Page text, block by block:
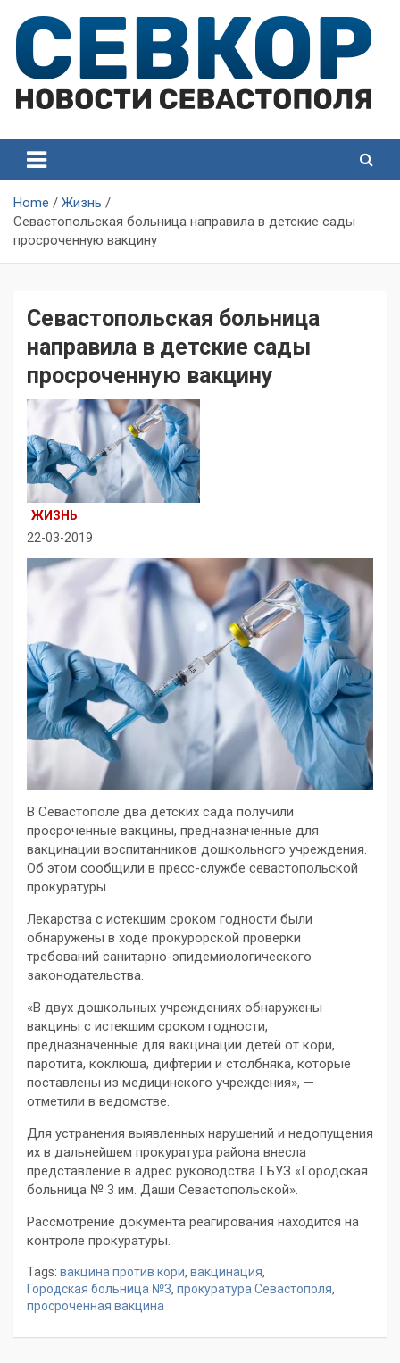
content
Севастополя
Севастополя
Home
Жизнь
Севастопольская больница направила в детские сады
просроченную вакцину
Севастопольская больница
направила в детские сады
просроченную вакцину
ЖИЗНЬ
22-03-2019
В Севастополе два детских сада получили
просроченные вакцины, предназначенные для
вакцинации воспитанников дошкольного учреждения.
Об этом сообщили в пресс-службе севастопольской
прокуратуры.
Лекарства с истекшим сроком годности были
обнаружены в ходе прокурорской проверки
требований санитарно-эпидемиологического
законодательства.
«В двух дошкольных учреждениях обнаружены
вакцины с истекшим сроком годности,
предназначенные для вакцинации детей от кори,
паротита, коклюша, дифтерии и столбняка, которые
поставлены из медицинского учреждения», —
отметили в ведомстве.
Для устранения выявленных нарушений и недопущения
их в дальнейшем прокуратура района внесла
представление в адрес руководства ГБУЗ «Городская
больница № 3 им. Даши Севастопольской».
Рассмотрение документа реагирования находится на
контроле прокуратуры.
Tags: вакцина против кори, вакцинация,
Городская больница №3, прокуратура Севастополя,
просроченная вакцина